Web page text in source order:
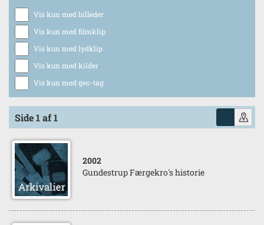
Vis kun med billeder
Vis kun med filmklip
Vis kun med lydklip
Vis kun med kilder
Vis kun med geo-tag
Side 1 af 1
2002
Gundestrup Færgekro's historie